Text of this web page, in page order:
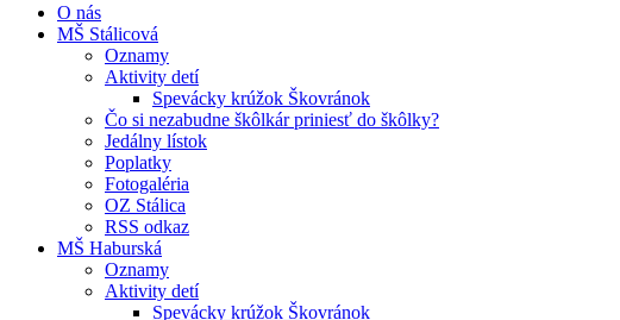
O nás
MŠ Stálicová
Oznamy
Aktivity detí
Spevácky krúžok Škovránok
Čo si nezabudne škôlkár priniesť do škôlky?
Jedálny lístok
Poplatky
Fotogaléria
OZ Stálica
RSS odkaz
MŠ Haburská
Oznamy
Aktivity detí
Spevácky krúžok Škovránok